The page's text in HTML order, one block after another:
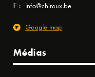
E : info@chiroux.be
Google map
Médias